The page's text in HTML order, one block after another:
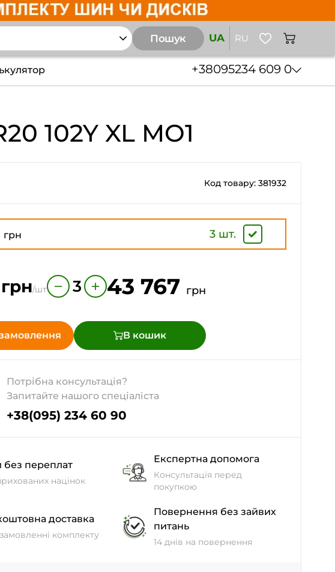
Пошук UA RU
+38095234 609 0
102Y XL MO1
Код товару: 381932
грн 3 шт.
грн/шт − 3 + 43 767 грн
В кошик
Потрібна консультація?
Запитайте нашого спеціаліста
+38(095) 234 60 90
без переплат
націнок
Експертна допомога
Консультація перед
покупкою
доставка
комплекту
Повернення без зайвих
питань
14 днів на повернення